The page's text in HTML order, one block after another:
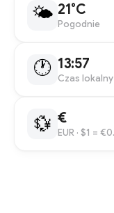
🌤 21°C
Pogodnie
🕐 13:57
Czas lokalny
💱 €
EUR · $1 =